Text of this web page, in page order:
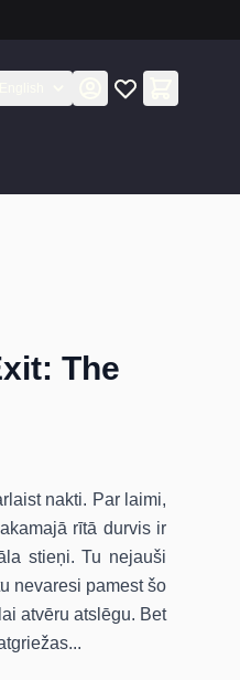
The
nakti. Par laimi,
rītā durvis ir
stieņi. Tu nejauši
nevaresi pamest šo
atvēru atslēgu. Bet